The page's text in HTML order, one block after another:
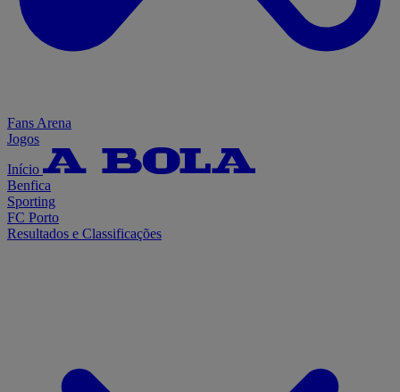
Fans Arena
Jogos
Início
Benfica
Sporting
FC Porto
Resultados e Classificações